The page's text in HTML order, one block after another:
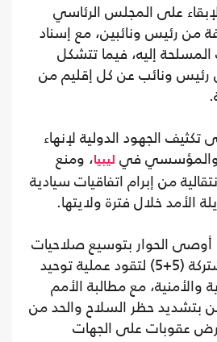
على المجلس الرئاسي
من رئيس ونائبين، مع إسناد
المسلحة إليه، فيما تتشكل
رئيس ونائب عن كل إقليم من
الجهود الدولية لإنهاء
والمؤسسي في ليبيا، ومنع
من إبرام اتفاقيات سيادية
الأمد خلال فترة ولايتها.
الحوار بتوسيع صلاحيات
اللجنة العسكرية المشتركة (5+5) لتقود عملية توحيد
مع مطالبة الأمم
بتشديد حظر السلاح والحد من
عقوبات على الجهات